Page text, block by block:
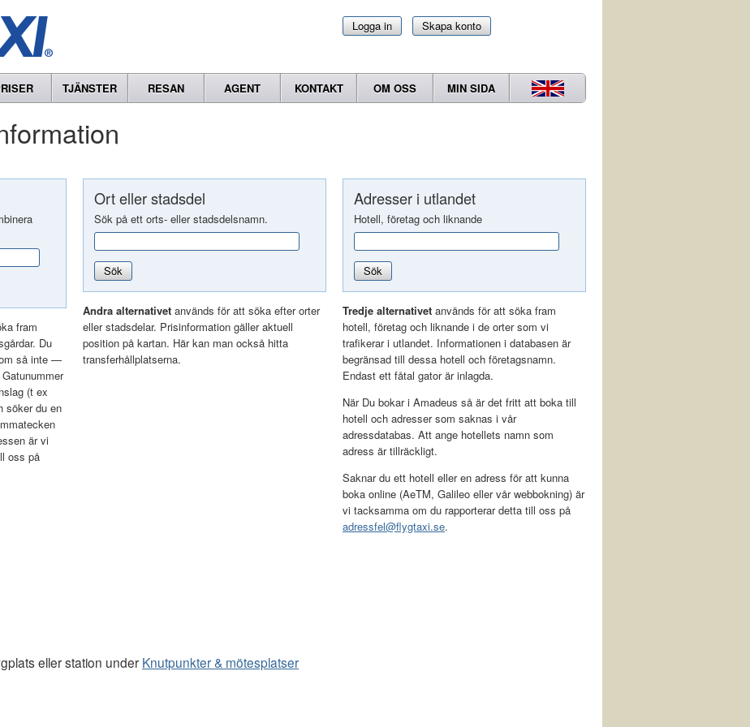
Logga in Skapa konto
TJÄNSTER RESAN AGENT KONTAKT OM OSS MIN SIDA
fram
Du
så inte —
(t ex
söker du en
är vi
oss på
Ort eller stadsdel
Sök på ett orts- eller stadsdelsnamn.
Sök
Andra alternativet används för att söka efter orter
eller stadsdelar. Prisinformation gäller aktuell
position på kartan. Här kan man också hitta
transferhållplatserna.
Adresser i utlandet
Hotell, företag och liknande
Sök
Tredje alternativet används för att söka fram
hotell, företag och liknande i de orter som vi
trafikerar i utlandet. Informationen i databasen är
begränsad till dessa hotell och företagsnamn.
Endast ett fåtal gator är inlagda.
När Du bokar i Amadeus så är det fritt att boka till
hotell och adresser som saknas i vår
adressdatabas. Att ange hotellets namn som
adress är tillräckligt.
Saknar du ett hotell eller en adress för att kunna
boka online (AeTM, Galileo eller vår webbokning) är
vi tacksamma om du rapporterar detta till oss på
adressfel@flygtaxi.se.
eller station under Knutpunkter & mötesplatser